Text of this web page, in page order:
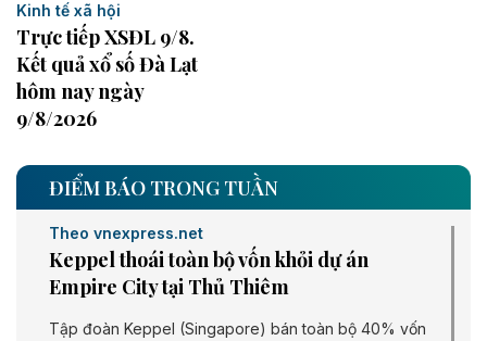
Kinh tế xã hội
Trực tiếp XSĐL 9/8.
Kết quả xổ số Đà Lạt
hôm nay ngày
9/8/2026
ĐIỂM BÁO TRONG TUẦN
Theo vnexpress.net
Keppel thoái toàn bộ vốn khỏi dự án
Empire City tại Thủ Thiêm
Tập đoàn Keppel (Singapore) bán toàn bộ 40% vốn